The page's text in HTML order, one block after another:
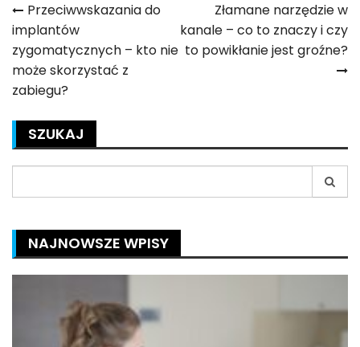
Nawigacja
wpisu
Przeciwwskazania do
implantów
zygomatycznych – kto nie
może skorzystać z
zabiegu?
Złamane narzędzie w
kanale – co to znaczy i czy
to powikłanie jest groźne?
SZUKAJ
for:
NAJNOWSZE WPISY